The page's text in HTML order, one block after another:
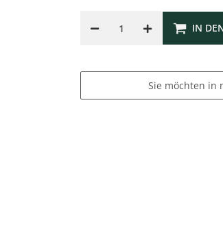
IN
Sie möchten in